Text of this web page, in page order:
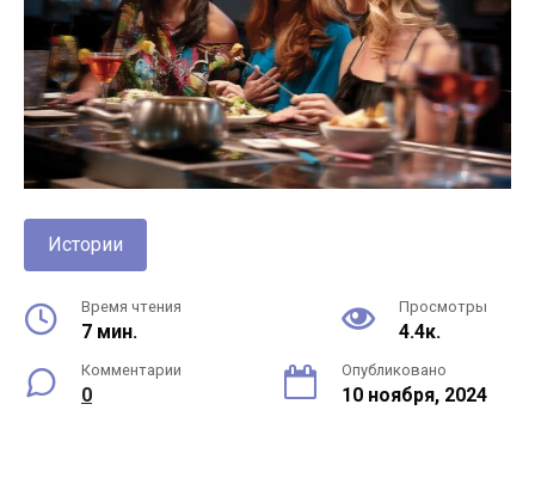
Истории
Время чтения
7 мин.
Просмотры
4.4к.
Комментарии
0
Опубликовано
10 ноября, 2024